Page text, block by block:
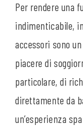
Per rendere una
indimenticabile,
accessori sono
piacere di
particolare, di
direttamente da
un’esperienza